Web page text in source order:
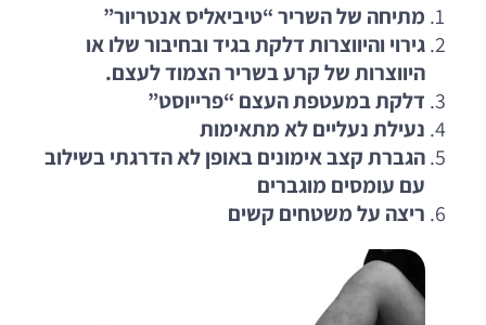
מתיחה של השריר “טיביאליס אנטריור”
גירוי והיווצרות דלקת בגיד ובחיבור שלו או
היווצרות של קרע בשריר הצמוד לעצם.
דלקת במעטפת העצם “פרייוסט”
נעילת נעליים לא מתאימות
הגברת קצב אימונים באופן לא הדרגתי בשילוב
עם עומסים מוגברים
ריצה על משטחים קשים